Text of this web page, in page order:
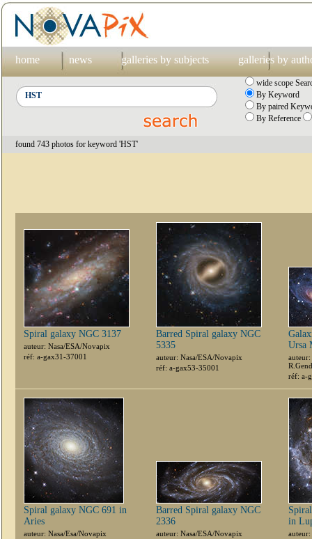
home news galleries by subjects galleries by
wide scope
By Keyword
By paired
By Reference
found 743 photos for keyword 'HST'
Spiral galaxy NGC 3137
auteur: Nasa/ESA/Novapix
réf: a-gax31-37001
Barred Spiral galaxy NGC
5335
auteur: Nasa/ESA/Novapix
réf: a-gax53-35001
Ursa
auteur:
réf: a-
Spiral galaxy NGC 691 in
Aries
auteur: Nasa/Esa/Novapix
Barred Spiral galaxy NGC
2336
auteur: Nasa/ESA/Novapix
in